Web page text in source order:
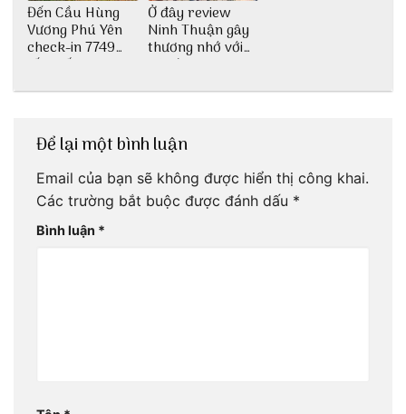
Đến Cầu Hùng
Vương Phú Yên
check-in 7749
tấm sống ảo
Ở đây review
Ninh Thuận gây
thương nhớ với
nét đẹp thiên
Để lại một bình luận
Email của bạn sẽ không được hiển thị công khai.
Các trường bắt buộc được đánh dấu *
Bình luận *